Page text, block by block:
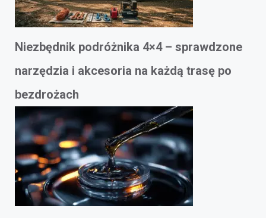
Niezbędnik podróżnika 4×4 – sprawdzone
narzędzia i akcesoria na każdą trasę po
bezdrożach